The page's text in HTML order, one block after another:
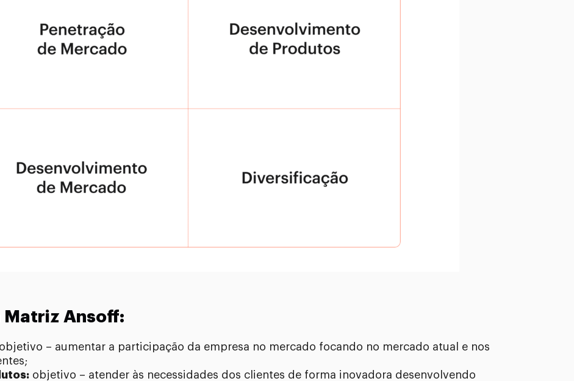
Matriz Ansoff:
objetivo – aumentar a participação da empresa no mercado focando no mercado atual e nos
objetivo – atender às necessidades dos clientes de forma inovadora desenvolvendo